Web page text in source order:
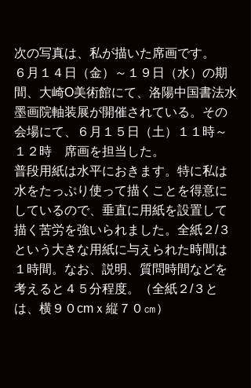
次の写真は、私が描いた席画です。
６月１４日（金）～１９日（水）の期
間、大崎O美術館にて、洛陽中国書法水
墨画院軸装展が開催されている。その
会場にて、６月１５日（土）１１時～
１２時　席画を担当した。
普段用紙は水平におきます。特に私は
水をたっぷり使って描くことを得意に
しているので、垂直に用紙を設置して
描く苦労を強いられました。全紙２/３
という大きな用紙に与えられた時間は
１時間。なお、説明、質問時間などを
考えると４５分程度。（全紙２/３と
は、横９０cmｘ縦７０㎝）